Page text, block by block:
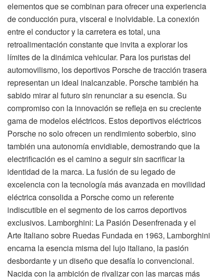
elementos que se combinan para ofrecer una experiencia
de conducción pura, visceral e inolvidable. La conexión
entre el conductor y la carretera es total, una
retroalimentación constante que invita a explorar los
límites de la dinámica vehicular. Para los puristas del
automovilismo, los deportivos Porsche de tracción trasera
representan un ideal inalcanzable. Porsche también ha
sabido mirar al futuro sin renunciar a su esencia. Su
compromiso con la innovación se refleja en su creciente
gama de modelos eléctricos. Estos deportivos eléctricos
Porsche no solo ofrecen un rendimiento soberbio, sino
también una autonomía envidiable, demostrando que la
electrificación es el camino a seguir sin sacrificar la
identidad de la marca. La fusión de su legado de
excelencia con la tecnología más avanzada en movilidad
eléctrica consolida a Porsche como un referente
indiscutible en el segmento de los carros deportivos
exclusivos. Lamborghini: La Pasión Desenfrenada y el
Arte Italiano sobre Ruedas Fundada en 1963, Lamborghini
encarna la esencia misma del lujo italiano, la pasión
desbordante y un diseño que desafía lo convencional.
Nacida con la ambición de rivalizar con las marcas más